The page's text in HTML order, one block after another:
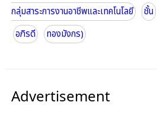
กลุ่มสาระการงานอาชีพและเทคโนโลยี
ชั้น
อภิรดี
ทองมังกร)
Advertisement